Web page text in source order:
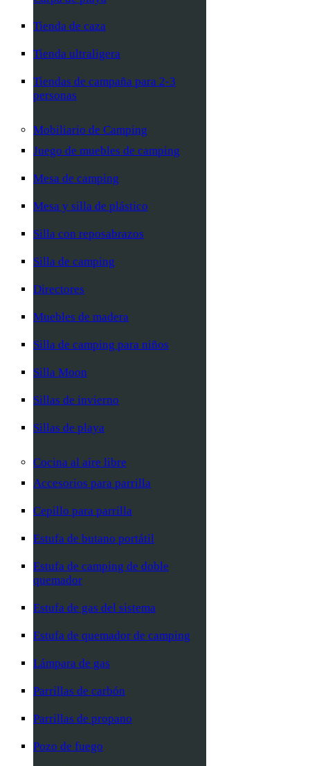
Tienda de caza
Tienda ultraligera
Tiendas de campaña para 2-3
personas
Mobiliario de Camping
Juego de muebles de camping
Mesa de camping
Mesa y silla de plástico
Silla con reposabrazos
Silla de camping
Directores
Muebles de madera
Silla de camping para niños
Silla Moon
Sillas de invierno
Sillas de playa
Cocina al aire libre
Accesorios para parrilla
Cepillo para parrilla
Estufa de butano portátil
Estufa de camping de doble
quemador
Estufa de gas del sistema
Estufa de quemador de camping
Lámpara de gas
Parrillas de carbón
Parrillas de propano
Pozo de fuego